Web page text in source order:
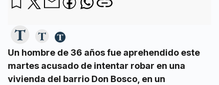
Un hombre de 36 años fue aprehendido este
martes acusado de intentar robar en una
vivienda del barrio Don Bosco, en un